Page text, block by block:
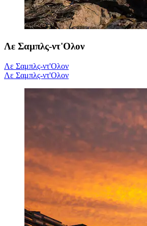
Λε Σαμπλς-ντ'Ολον
Λε Σαμπλς-ντ'Ολον
Λε Σαμπλς-ντ'Ολον